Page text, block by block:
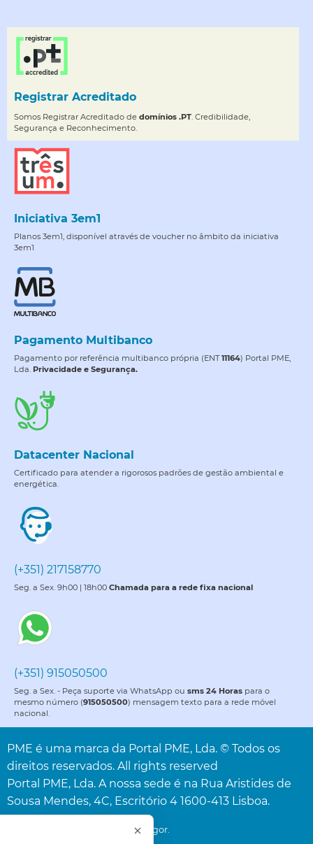
Registrar Acreditado
Somos Registrar Acreditado de domínios .PT. Credibilidade,
Segurança e Reconhecimento.
Iniciativa 3em1
Planos 3em1, disponível através de voucher no âmbito da iniciativa
3em1
Pagamento Multibanco
Pagamento por referência multibanco própria (ENT11164) Portal PME,
Lda. Privacidade e Segurança.
Datacenter Nacional
Certificado para atender a rigorosos padrões de gestão ambiental e
energética.
(+351) 217158770
Seg. a Sex. 9h00 | 18h00 Chamada para a rede fixa nacional
(+351) 915050500
Seg. a Sex. - Peça suporte via WhatsApp ou sms 24 Horas para o
mesmo número (915050500) mensagem texto para a rede móvel
nacional.
PME é uma marca da Portal PME, Lda. © Todos os
direitos reservados. All rights reserved
Portal PME, Lda. A nossa sede é na Rua Aristides de
Sousa Mendes, 4C, Escritório 4 1600-413 Lisboa.
* Acresce o IVA à taxa legal em vigor.